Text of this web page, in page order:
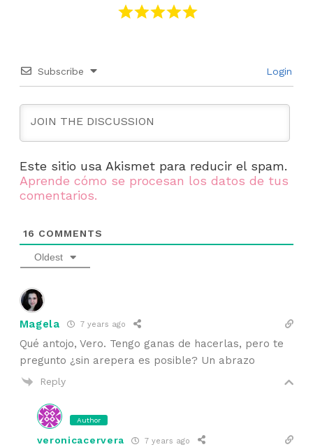
Subscribe Login
Este sitio usa Akismet para reducir el spam.
Aprende cómo se procesan los datos de tus
comentarios.
16 COMMENTS
Oldest
Magela 7 years ago
Qué antojo, Vero. Tengo ganas de hacerlas, pero te
pregunto ¿sin arepera es posible? Un abrazo
Reply
Author
veronicacervera 7 years ago